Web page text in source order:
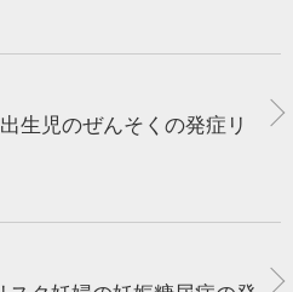
生児のぜんそくの発症リ